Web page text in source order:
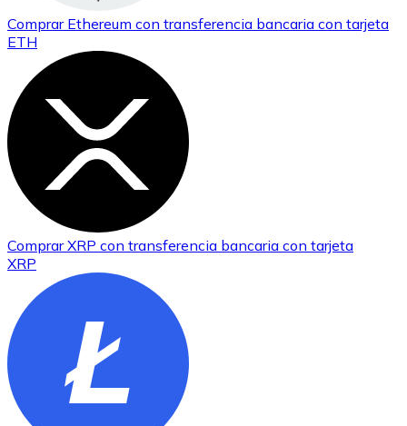
Comprar Ethereum con transferencia bancaria con tarjeta
ETH
ComprarXRP con transferencia bancaria con tarjeta
XRP